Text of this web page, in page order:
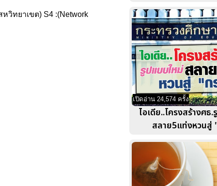
วิทยาเขต) S4 :(Network
เปิดอ่าน 24,574 ครั้ง
ไอเดีย..โครงสร้างศธ
สลาย5แท่งหวนสู่